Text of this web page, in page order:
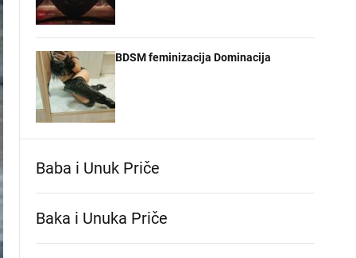
BDSM feminizacija Dominacija
Baba i Unuk Priče
Baka i Unuka Pričе